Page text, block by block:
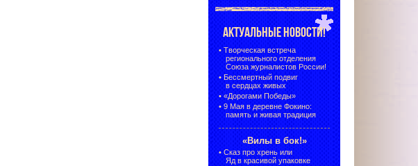
АКТУАЛЬНЫЕ НОВОСТИ!
• Творческая встреча
регионального отделения
Союза журналистов России!
• Бессмертный подвиг
в сердцах живых
• «Дорогами Победы»
• 9 Мая в деревне Фокино:
память и живая традиция
«Вилы в бок!»
• Сказ про хрень или
Яд в красивой упаковке